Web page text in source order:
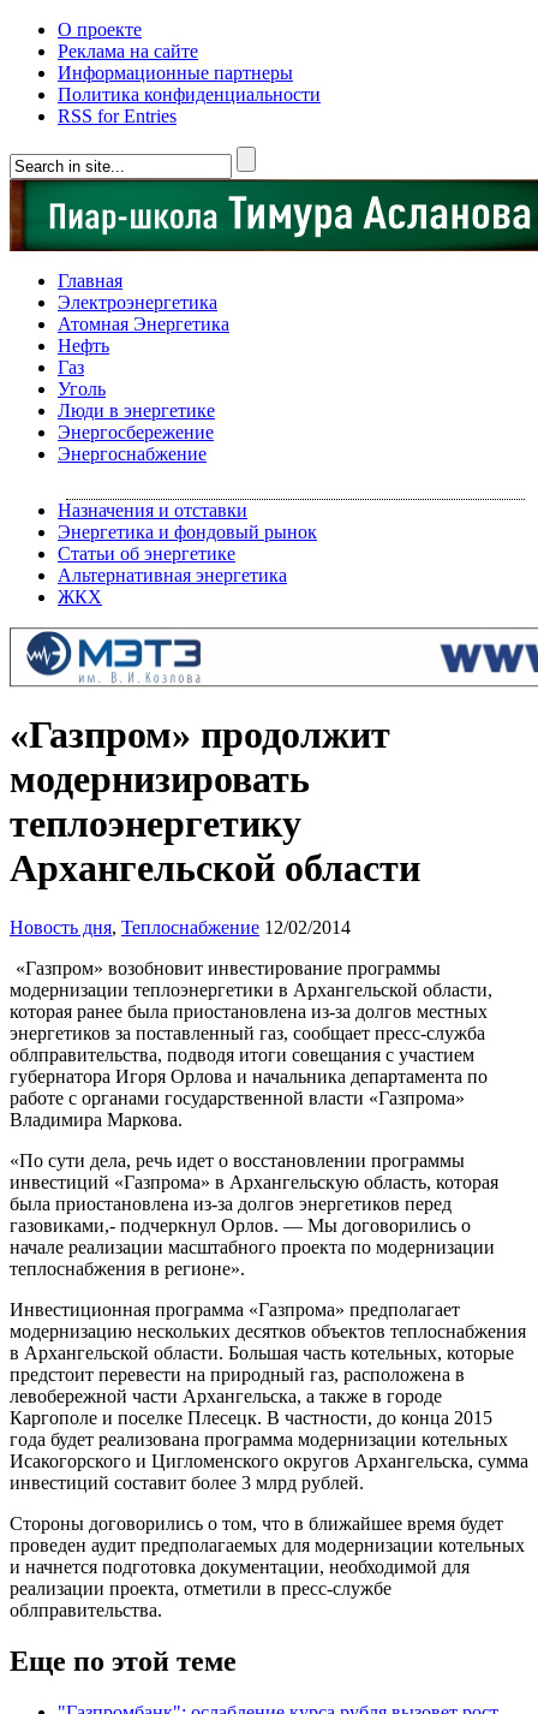
О проекте
Реклама на сайте
Информационные партнеры
Политика конфиденциальности
RSS for Entries
Главная
Электроэнергетика
Атомная Энергетика
Нефть
Газ
Уголь
Люди в энергетике
Энергосбережение
Энергоснабжение
Назначения и отставки
Энергетика и фондовый рынок
Статьи об энергетике
Альтернативная энергетика
ЖКХ
«Газпром» продолжит
модернизировать
теплоэнергетику
Архангельской области
Новость дня, Теплоснабжение 12/02/2014
«Газпром» возобновит инвестирование программы
модернизации теплоэнергетики в Архангельской области,
которая ранее была приостановлена из-за долгов местных
энергетиков за поставленный газ, сообщает пресс-служба
облправительства, подводя итоги совещания с участием
губернатора Игоря Орлова и начальника департамента по
работе с органами государственной власти «Газпрома»
Владимира Маркова.
«По сути дела, речь идет о восстановлении программы
инвестиций «Газпрома» в Архангельскую область, которая
была приостановлена из-за долгов энергетиков перед
газовиками,- подчеркнул Орлов. — Мы договорились о
начале реализации масштабного проекта по модернизации
теплоснабжения в регионе».
Инвестиционная программа «Газпрома» предполагает
модернизацию нескольких десятков объектов теплоснабжения
в Архангельской области. Большая часть котельных, которые
предстоит перевести на природный газ, расположена в
левобережной части Архангельска, а также в городе
Каргополе и поселке Плесецк. В частности, до конца 2015
года будет реализована программа модернизации котельных
Исакогорского и Цигломенского округов Архангельска, сумма
инвестиций составит более 3 млрд рублей.
Стороны договорились о том, что в ближайшее время будет
проведен аудит предполагаемых для модернизации котельных
и начнется подготовка документации, необходимой для
реализации проекта, отметили в пресс-службе
облправительства.
Еще по этой теме